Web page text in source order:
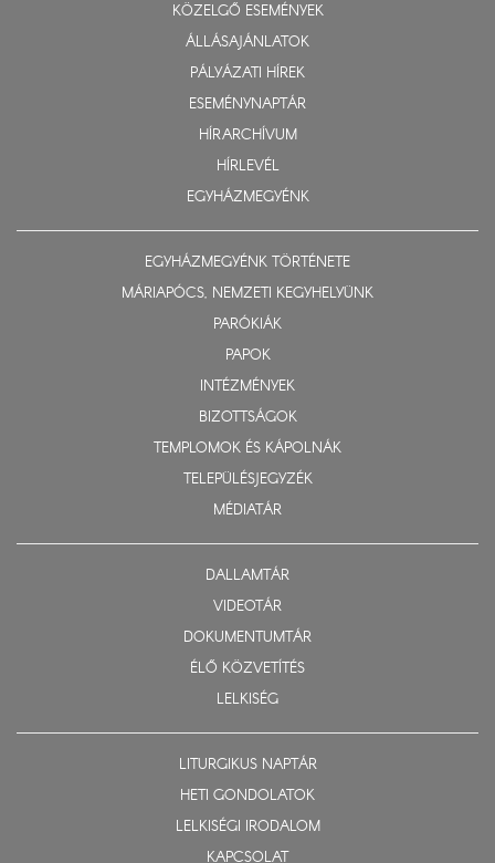
KÖZELGŐ ESEMÉNYEK
ÁLLÁSAJÁNLATOK
PÁLYÁZATI HÍREK
ESEMÉNYNAPTÁR
HÍRARCHÍVUM
HÍRLEVÉL
EGYHÁZMEGYÉNK
EGYHÁZMEGYÉNK TÖRTÉNETE
MÁRIAPÓCS, NEMZETI KEGYHELYÜNK
PARÓKIÁK
PAPOK
INTÉZMÉNYEK
BIZOTTSÁGOK
TEMPLOMOK ÉS KÁPOLNÁK
TELEPÜLÉSJEGYZÉK
MÉDIATÁR
DALLAMTÁR
VIDEOTÁR
DOKUMENTUMTÁR
ÉLŐ KÖZVETÍTÉS
LELKISÉG
LITURGIKUS NAPTÁR
HETI GONDOLATOK
LELKISÉGI IRODALOM
KAPCSOLAT